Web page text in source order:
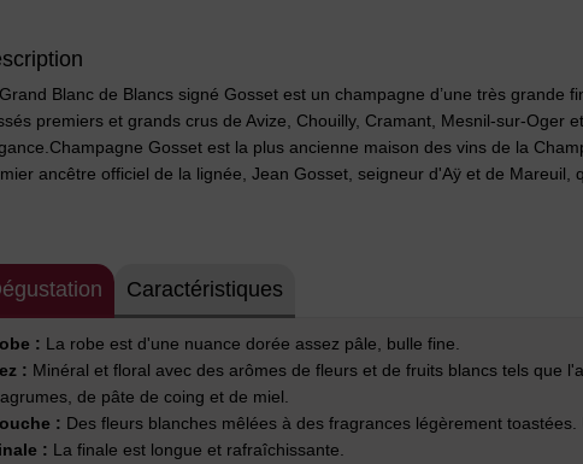
Blanc de Blancs signé Gosset est un champagne d’une très grande
premiers et grands crus de Avize, Chouilly, Cramant, Mesnil-sur-Oger
Gosset est la plus ancienne maison des vins de la
ancêtre officiel de la lignée, Jean Gosset, seigneur d'Aÿ et de Mareuil,
Caractéristiques
: La robe est d'une nuance dorée assez pâle, bulle fine.
: Minéral et floral avec des arômes de fleurs et de fruits blancs tels que
de pâte de coing et de miel.
: Des fleurs blanches mêlées à des fragrances légèrement toastées.
: La finale est longue et rafraîchissante.